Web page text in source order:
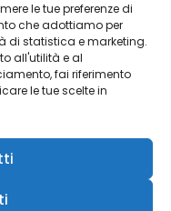
le tue preferenze di
che adottiamo per
di statistica e marketing.
all'utilità e al
fai riferimento
le tue scelte in
cookies
contenu